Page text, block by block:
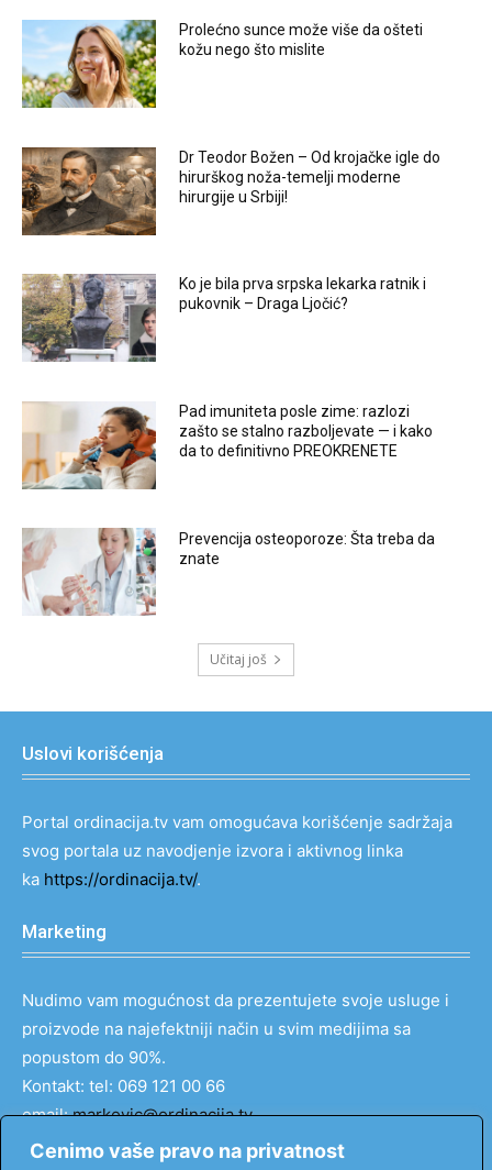
Cenimo vaše pravo na privatnost
Prolećno sunce može više da ošteti
kožu nego što mislite
Dr Teodor Božen – Od krojačke igle do
hirurškog noža-temelji moderne
hirurgije u Srbiji!
Ko je bila prva srpska lekarka ratnik i
pukovnik – Draga Ljočić?
Pad imuniteta posle zime: razlozi
zašto se stalno razboljevate — i kako
da to definitivno PREOKRENETE
Prevencija osteoporoze: Šta treba da
znate
Učitaj još
Uslovi korišćenja
Portal ordinacija.tv vam omogućava korišćenje sadržaja
svog portala uz navodjenje izvora i aktivnog linka
ka https://ordinacija.tv/.
Marketing
Nudimo vam mogućnost da prezentujete svoje usluge i
proizvode na najefektniji način u svim medijima sa
popustom do 90%.
Kontakt: tel: 069 121 00 66
email:markovic@ordinacija.tv